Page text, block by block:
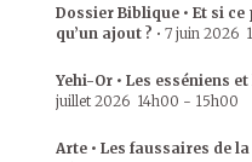
Dossier Biblique • Et si
qu’un ajout ? • 7 juin 2026
Yehi-Or • Les esséniens
juillet 2026 14h00 - 15h00
Arte • Les faussaires de